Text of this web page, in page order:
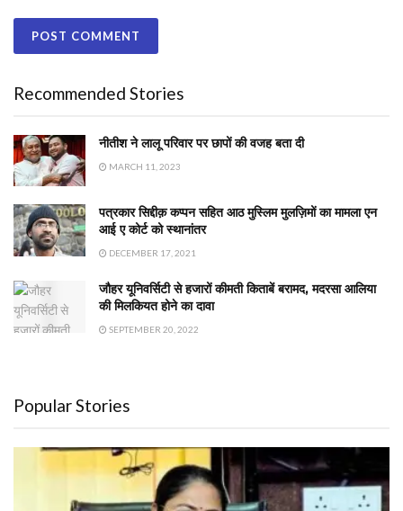
Recommended Stories
नीतीश ने लालू परिवार पर छापों की वजह बता दी
MARCH 11, 2023
पत्रकार सिद्दीक़ कप्पन सहित आठ मुस्लिम मुलज़िमों का मामला एन
आई ए कोर्ट को स्थानांतर
DECEMBER 17, 2021
जौहर यूनिवर्सिटी से हजारों कीमती किताबें बरामद, मदरसा आलिया
की मिलकियत होने का दावा
SEPTEMBER 20, 2022
Popular Stories